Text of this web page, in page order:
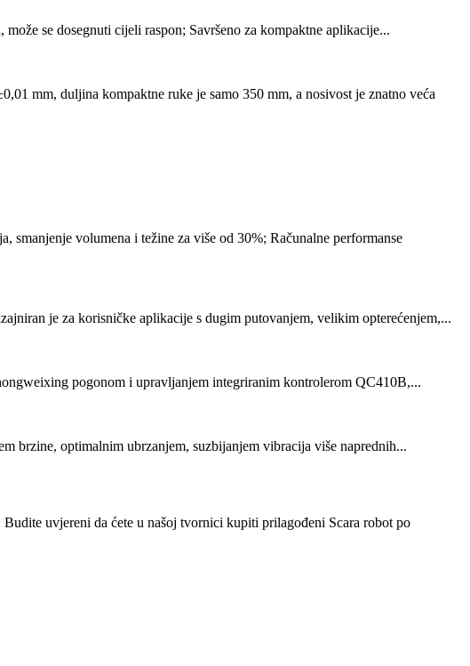
se dosegnuti cijeli raspon; Savršeno za kompaktne aplikacije...
mm, duljina kompaktne ruke je samo 350 mm, a nosivost je znatno veća
volumena i težine za više od 30%; Računalne performanse
je za korisničke aplikacije s dugim putovanjem, velikim opterećenjem,...
pogonom i upravljanjem integriranim kontrolerom QC410B,...
brzine, optimalnim ubrzanjem, suzbijanjem vibracija više naprednih...
uvjereni da ćete u našoj tvornici kupiti prilagođeni Scara robot po